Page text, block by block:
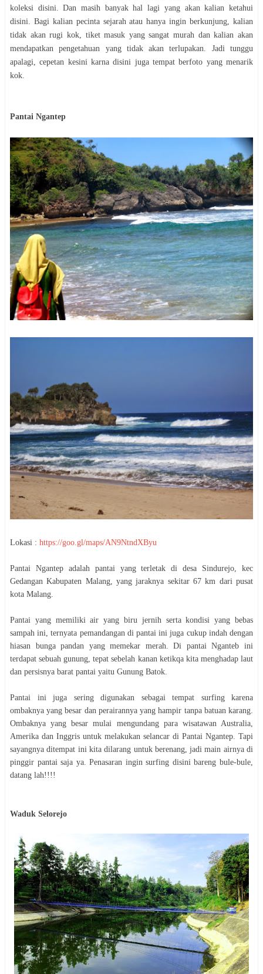
koleksi disini. Dan masih banyak hal lagi yang akan kalian ketahui
disini. Bagi kalian pecinta sejarah atau hanya ingin berkunjung, kalian
tidak akan rugi kok, tiket masuk yang sangat murah dan kalian akan
mendapatkan pengetahuan yang tidak akan terlupakan. Jadi tunggu
apalagi, cepetan kesini karna disini juga tempat berfoto yang menarik
kok.
Pantai Ngantep
Lokasi : https://goo.gl/maps/AN9NtndXByu
Pantai Ngantep adalah pantai yang terletak di desa Sindurejo, kec
Gedangan Kabupaten Malang, yang jaraknya sekitar 67 km dari pusat
kota Malang.
Pantai yang memiliki air yang biru jernih serta kondisi yang bebas
sampah ini, ternyata pemandangan di pantai ini juga cukup indah dengan
hiasan bunga pandan yang memekar merah. Di pantai Nganteb ini
terdapat sebuah gunung, tepat sebelah kanan ketikqa kita menghadap laut
dan persisnya barat pantai yaitu Gunung Batok.
Pantai ini juga sering digunakan sebagai tempat surfing karena
ombaknya yang besar dan perairannya yang hampir tanpa batuan karang.
Ombaknya yang besar mulai mengundang para wisatawan Australia,
Amerika dan Inggris untuk melakukan selancar di Pantai Ngantep. Tapi
sayangnya ditempat ini kita dilarang untuk berenang, jadi main airnya di
pinggir pantai saja ya. Penasaran ingin surfing disini bareng bule-bule,
datang lah!!!!
Waduk Selorejo